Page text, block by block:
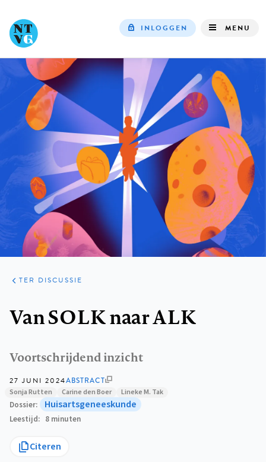
navigation
INLOGGEN MENU
Voortschrijdend inzicht
Kruimelpad
TER DISCUSSIE
Van SOLK naar ALK
27 JUNI 2024 ABSTRACT
Sonja Rutten Carine den Boer Lineke M. Tak
Dossier Huisartsgeneeskunde
Leestijd 8 minuten
Citeren